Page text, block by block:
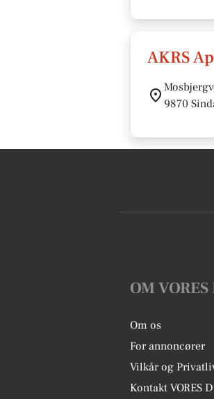
AKRS
9870
OM
Om os
For annoncører
Vilkår og
Kontakt VORES